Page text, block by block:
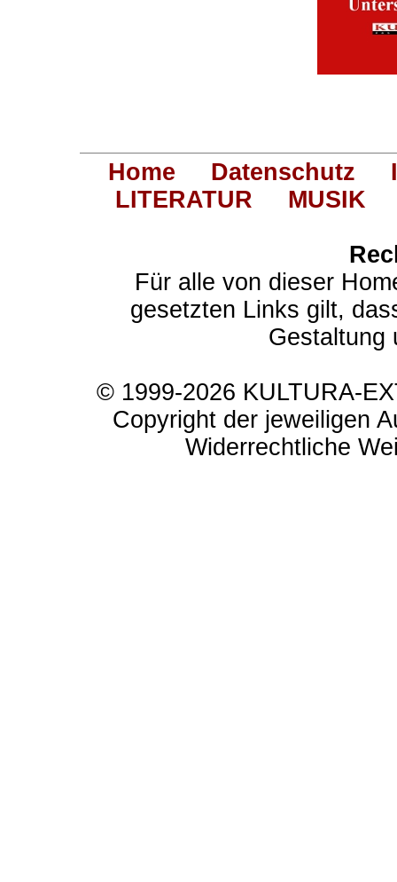
Home Datenschutz
LITERATUR
MUSIK
Für alle von dieser
gesetzten Links gilt,
Gestaltung
© 1999-2026 KULTURA-
Copyright der jeweiligen
Widerrechtliche